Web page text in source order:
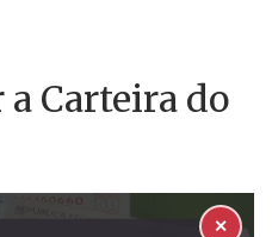
Carteira do
✕